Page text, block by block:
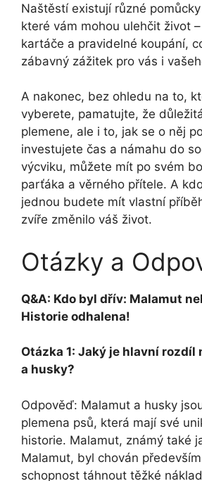
Naštěstí existují různé
které vám mohou ulehčit život
kartáče a pravidelné koupání,
zábavný zážitek pro vás i
A nakonec, bez ohledu na to,
vyberete, pamatujte, že
plemene, ale i to, jak se o něj
investujete čas a námahu do
výcviku, můžete mít po svém
parťáka a věrného přítele. A
jednou budete mít vlastní
zvíře změnilo váš život.
Otázky a
Q&A: Kdo byl dřív: Malamut
Historie odhalena!
Otázka 1: Jaký je hlavní rozdíl
a husky?
Odpověď: Malamut a husky
plemena psů, která mají své
historie. Malamut, známý také
Malamut, byl chován
schopnost táhnout těžké